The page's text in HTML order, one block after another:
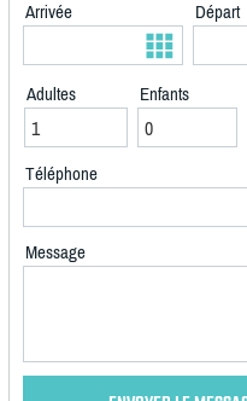
Arrivée Départ
Adultes Enfants
Téléphone
Message